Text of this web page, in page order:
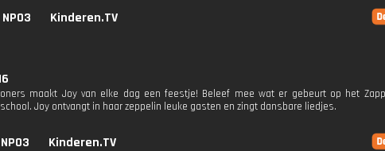
NPO3 Kinderen.TV
maakt Joy van elke dag een feestje! Beleef mee wat er gebeurt op het
Joy ontvangt in haar zeppelin leuke gasten en zingt dansbare liedjes.
NPO3 Kinderen.TV